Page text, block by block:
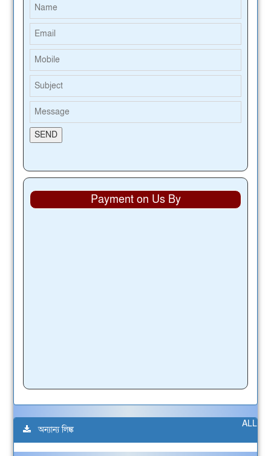
Payment on Us By
ALL
অন্যান্য লিঙ্ক